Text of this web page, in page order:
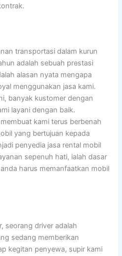
transportasi dalam kurun
adalah sebuah prestasi
alasan nyata mengapa
menggunakan jasa kami.
banyak kustomer dengan
layani dengan baik.
kami terus berbenah
yang bertujuan kepada
penyedia jasa rental mobil
sepenuh hati, ialah dasar
harus memanfaatkan mobil
seorang driver adalah
sedang memberikan
kegitan penyewa, supir kami